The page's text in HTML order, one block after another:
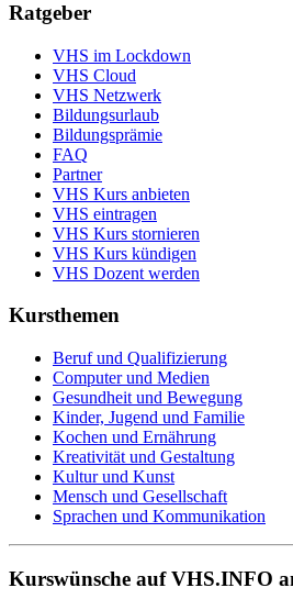
Ratgeber
VHS im Lockdown
VHS Cloud
VHS Netzwerk
Bildungsurlaub
Bildungsprämie
FAQ
Partner
VHS Kurs anbieten
VHS eintragen
VHS Kurs stornieren
VHS Kurs kündigen
VHS Dozent werden
Kursthemen
Beruf und Qualifizierung
Computer und Medien
Gesundheit und Bewegung
Kinder, Jugend und Familie
Kochen und Ernährung
Kreativität und Gestaltung
Kultur und Kunst
Mensch und Gesellschaft
Sprachen und Kommunikation
Kurswünsche auf VHS.INFO